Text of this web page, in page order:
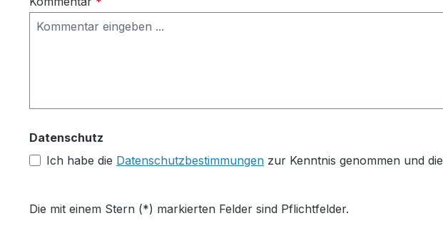
Datenschutz
Ich habe die Datenschutzbestimmungen zur Kenntnis genommen und die
Die mit einem Stern (*) markierten Felder sind Pflichtfelder.